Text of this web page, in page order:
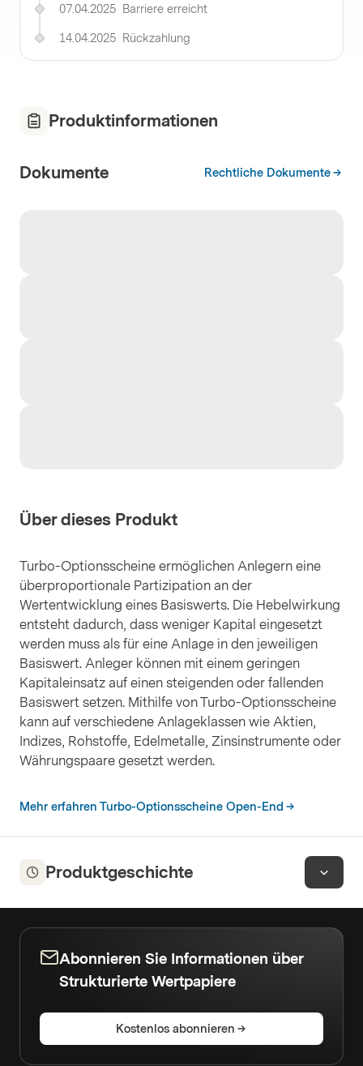
07.04.2025 Barriere erreicht
14.04.2025 Rückzahlung
Produktinformationen
Dokumente Rechtliche Dokumente
Über dieses Produkt
Turbo-Optionsscheine ermöglichen Anlegern eine
überproportionale Partizipation an der
Wertentwicklung eines Basiswerts. Die Hebelwirkung
entsteht dadurch, dass weniger Kapital eingesetzt
werden muss als für eine Anlage in den jeweiligen
Basiswert. Anleger können mit einem geringen
Kapitaleinsatz auf einen steigenden oder fallenden
Basiswert setzen. Mithilfe von Turbo-Optionsscheine
kann auf verschiedene Anlageklassen wie Aktien,
Indizes, Rohstoffe, Edelmetalle, Zinsinstrumente oder
Währungspaare gesetzt werden.
Mehr erfahren Turbo-Optionsscheine Open-End
Produktgeschichte
Abonnieren Sie Informationen über
Strukturierte Wertpapiere
Kostenlos abonnieren